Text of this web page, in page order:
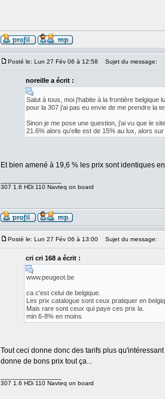
Posté le: Lun 27 Fév 06 à 12:58 Sujet du message:
noreille a écrit :
Salut à tous, moi j'habite à la frontière belgique
pour la 307 j'ai pas eu envie de me prendre la
Sinon je me pose une question, j'ai vu que le
21.6% alors qu'elle est de 15% au lux, alors
Et bien amené à 19,6 % les prix sont identiques
307 1.6 HDi 110 Navteq on board
Posté le: Lun 27 Fév 06 à 13:00 Sujet du message:
cri cri 168 a écrit :
www.peugeot.be
ca c'est celui de belgique.
Les prix catalogue sont ceux pratiquer en
Mais rare sont ceux qui paye ces prix la.
min 6-8% en moins
Tout ceci donne donc des tarifs plus
donne de bons prix tout ça...
307 1.6 HDi 110 Navteq on board